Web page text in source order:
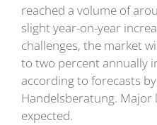
reached a volume of
slight year-on-year
challenges, the market
to two percent annually
according to forecasts
Handelsberatung.
expected.